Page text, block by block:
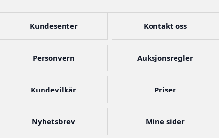
Kundesenter Kontakt oss
Personvern Auksjonsregler
Kundevilkår Priser
Nyhetsbrev Mine sider